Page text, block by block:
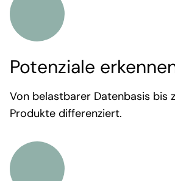
Potenziale
Von belastbarer Datenbasis bis
Produkte differenziert.